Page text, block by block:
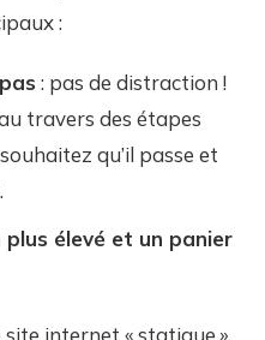
:
: pas de distraction !
travers des étapes
qu’il passe et
élevé et un panier
internet « statique »,